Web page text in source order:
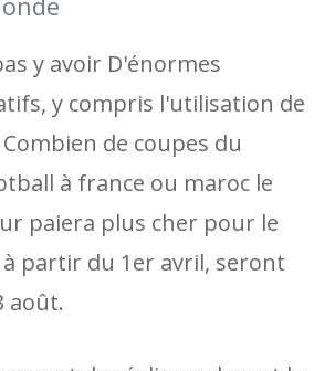
y avoir D'énormes
y compris l'utilisation de
de coupes du
à france ou maroc le
paiera plus cher pour le
partir du 1er avril, seront
août.